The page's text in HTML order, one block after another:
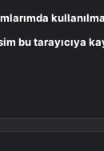
bu tarayıcıya